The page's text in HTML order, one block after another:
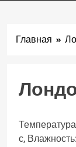
Главная
с,